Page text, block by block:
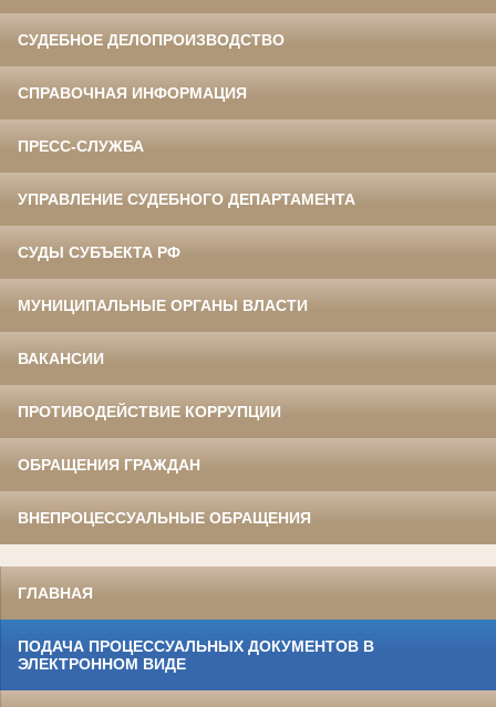
СУДЕБНОЕ ДЕЛОПРОИЗВОДСТВО
СПРАВОЧНАЯ ИНФОРМАЦИЯ
ПРЕСС-СЛУЖБА
УПРАВЛЕНИЕ СУДЕБНОГО ДЕПАРТАМЕНТА
СУДЫ СУБЪЕКТА РФ
МУНИЦИПАЛЬНЫЕ ОРГАНЫ ВЛАСТИ
ВАКАНСИИ
ПРОТИВОДЕЙСТВИЕ КОРРУПЦИИ
ОБРАЩЕНИЯ ГРАЖДАН
ВНЕПРОЦЕССУАЛЬНЫЕ ОБРАЩЕНИЯ
ГЛАВНАЯ
ПОДАЧА ПРОЦЕССУАЛЬНЫХ ДОКУМЕНТОВ В
ЭЛЕКТРОННОМ ВИДЕ